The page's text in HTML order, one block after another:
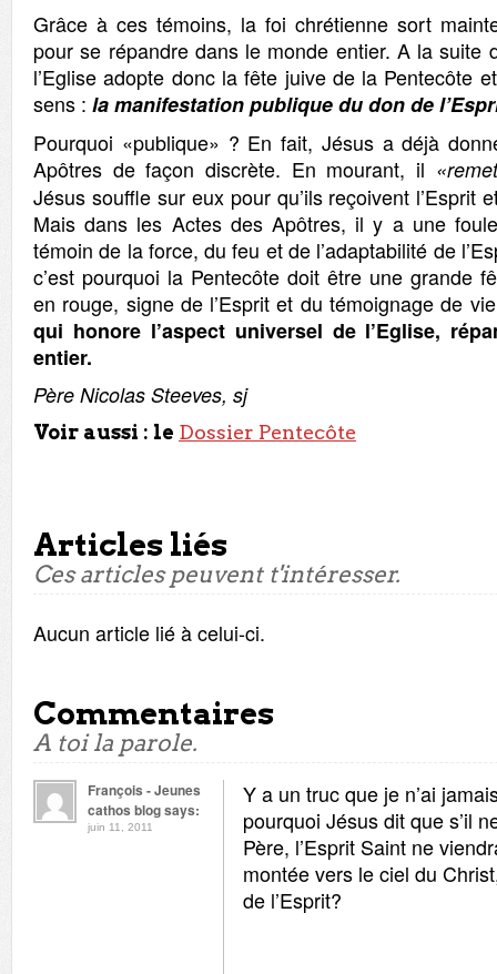
Grâce à ces témoins, la foi chrétienne sort
pour se répandre dans le monde entier. A la suite
l’Eglise adopte donc la fête juive de la Pentecôte
sens : la manifestation publique du don de
Pourquoi «publique» ? En fait, Jésus a déjà
Apôtres de façon discrète. En mourant, il
Jésus souffle sur eux pour qu’ils reçoivent l’Esprit
Mais dans les Actes des Apôtres, il y a une
témoin de la force, du feu et de l’adaptabilité de
c’est pourquoi la Pentecôte doit être une grande
en rouge, signe de l’Esprit et du témoignage de
qui honore l’aspect universel de l’Eglise,
entier.
Père Nicolas Steeves, sj
Voir aussi : le Dossier Pentecôte
Articles liés
Ces articles peuvent t'intéresser.
Aucun article lié à celui-ci.
Commentaires
A toi la parole.
François - Jeunes
cathos blog says:
juin 11, 2011
Y a un truc que je n’ai
pourquoi Jésus dit que s’il
Père, l’Esprit Saint ne
montée vers le ciel du
de l’Esprit?